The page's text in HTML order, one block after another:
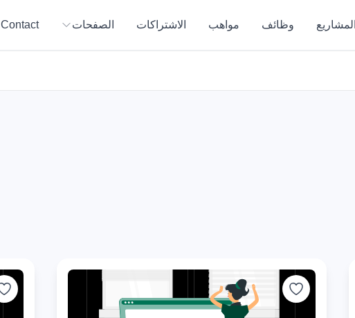
المشاريع وظائف مواهب الاشتراكات الصفحات Contact